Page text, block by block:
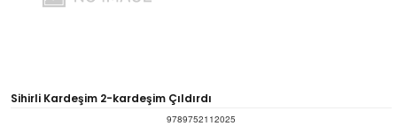
Sihirli Kardeşim 2-kardeşim Çıldırdı
9789752112025